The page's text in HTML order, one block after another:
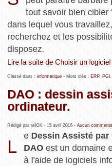
tout savoir bien cibler
dans lequel vous
recherchez et les
disposez.
Lire la suite de Choisir un
Classé dans : informatique- Mots clés : ERP, PGI ,
DAO : dessin
ordinateur.
Rédigé par refOK - 15 avril 2016- Aucun
L
e Dessin Assisté
DAO est un domaine
à l'aide de logiciels